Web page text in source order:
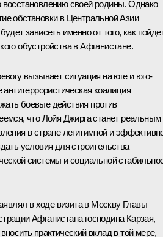
своей родины. Однако
обстановки в Центральной Азии
зависеть именно от того, как
обустройства в Афганистане.
вызывает ситуация на юге и юго-
антитеррористическая коалиция
боевые действия против
что Лойя Джирга станет реальным
в стране легитимной и
условия для строительства
системы и социальной
в ходе визита в Москву Главы
Афганистана господина Карзая,
практический вклад в той мере,